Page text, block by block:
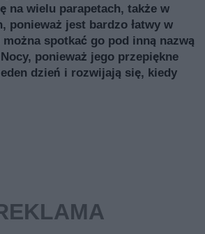
na wielu parapetach, także w
ponieważ jest bardzo łatwy w
spotkać go pod inną nazwą
ponieważ jego przepiękne
dzień i rozwijają się, kiedy